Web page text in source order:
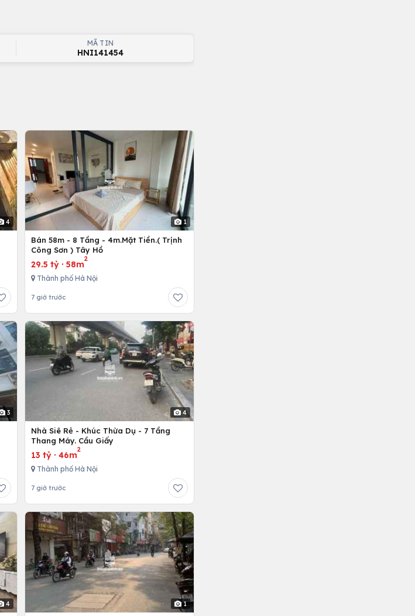
MÃ TIN
HNI141454
4 1
Bán 58m - 8 Tầng - 4m.Mặt Tiền.( Trịnh
Công Sơn ) Tây Hồ
29.5 tỷ· 58m
2
Thành phố Hà Nội
7 giờ trước
3 4
Nhà Siê Rẻ - Khúc Thừa Dụ - 7 Tầng
Thang Máy. Cầu Giấy
13 tỷ· 46m
2
Thành phố Hà Nội
7 giờ trước
4 1